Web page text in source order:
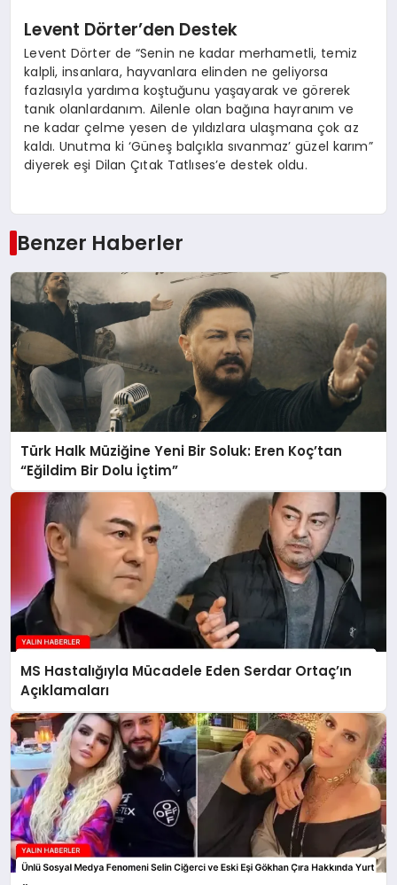
Levent Dörter’den Destek
Levent Dörter de “Senin ne kadar merhametli, temiz
kalpli, insanlara, hayvanlara elinden ne geliyorsa
fazlasıyla yardıma koştuğunu yaşayarak ve görerek
tanık olanlardanım. Ailenle olan bağına hayranım ve
ne kadar çelme yesen de yıldızlara ulaşmana çok az
kaldı. Unutma ki ‘Güneş balçıkla sıvanmaz’ güzel karım”
diyerek eşi Dilan Çıtak Tatlıses’e destek oldu.
Benzer Haberler
Türk Halk Müziğine Yeni Bir Soluk: Eren Koç’tan
“Eğildim Bir Dolu İçtim”
MS Hastalığıyla Mücadele Eden Serdar Ortaç’ın
Açıklamaları